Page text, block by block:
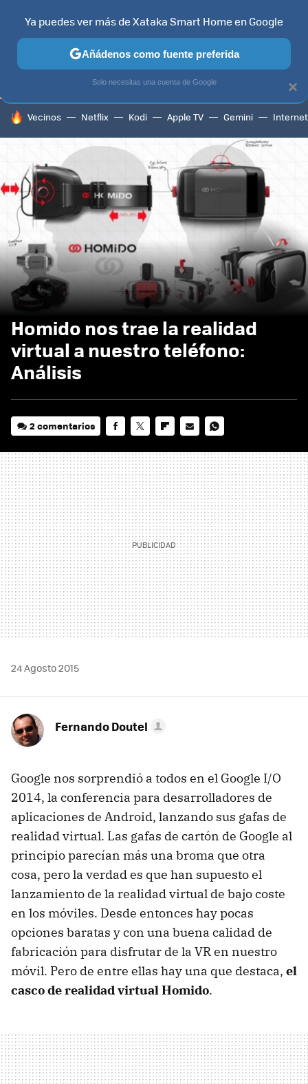
TELEVISORES CONTENIDOS SMART TV SELECCIÓN
HOY SE HABLA DE
Vecinos Netflix Kodi Apple TV Gemini Internet
Homido nos trae la realidad
virtual a nuestro teléfono:
Análisis
2 comentarios
MAIL
24 Agosto 2015
Fernando Doutel
Google nos sorprendió a todos en el Google I/O
2014, la conferencia para desarrolladores de
aplicaciones de Android, lanzando sus gafas de
realidad virtual. Las gafas de cartón de Google al
principio parecían más una broma que otra
cosa, pero la verdad es que han supuesto el
lanzamiento de la realidad virtual de bajo coste
en los móviles. Desde entonces hay pocas
opciones baratas y con una buena calidad de
fabricación para disfrutar de la VR en nuestro
móvil. Pero de entre ellas hay una que destaca, el
casco de realidad virtual Homido.
×
Ya puedes ver más de Xataka Smart Home en Google
Añádenos como fuente preferida
Solo necesitas una cuenta de Google